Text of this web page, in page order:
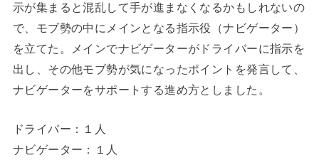
示が集まると混乱して手が進まなくなるかもしれないの
で、モブ勢の中にメインとなる指示役（ナビゲーター）
を立てた。メインでナビゲーターがドライバーに指示を
出し、その他モブ勢が気になったポイントを発言して、
ナビゲーターをサポートする進め方としました。
ドライバー：１人
ナビゲーター：１人